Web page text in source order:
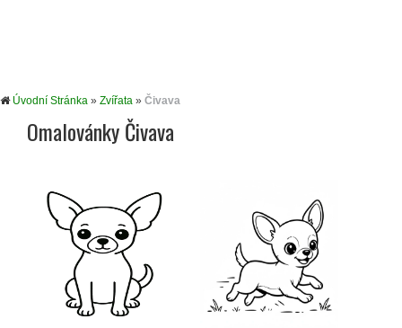
Úvodní Stránka » Zvířata » Čivava
Omalovánky Čivava